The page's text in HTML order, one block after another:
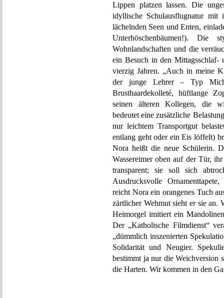
Lippen platzen lassen. Die
idyllische Schulausflugnatur
lächelnden Seen und Enten,
Unterhöschenbäumen!). Die
Wohnlandschaften und die
ein Besuch in den Mittagsschlaf-
vierzig Jahren. „Auch in meine
der junge Lehrer – Typ
Brusthaardekolleté, hüftlange
seinen älteren Kollegen, die
bedeutet eine zusätzliche
nur leichtem Transportgut
entlang geht oder ein Eis löffelt)
Nora heißt die neue Schülerin.
Wassereimer oben auf der Tür,
transparent; sie soll sich
Ausdrucksvolle
reicht Nora ein orangenes Tuch
zärtlicher Wehmut sieht er sie
Heimorgel imitiert ein
Der „Katholische Filmdienst“
„dümmlich inszenierten
Solidarität und Neugier.
bestimmt ja nur die Weichversion
die Harten. Wir kommen in den